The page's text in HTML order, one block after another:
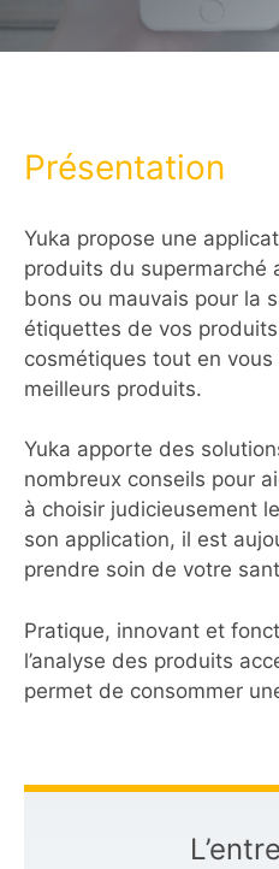
Présentation
Yuka propose une
produits du supermarché
bons ou mauvais pour la
étiquettes de vos
cosmétiques tout en
meilleurs produits.
Yuka apporte des
nombreux conseils pour
à choisir judicieusement
son application, il est
prendre soin de votre
Pratique, innovant et
l’analyse des produits
permet de consommer